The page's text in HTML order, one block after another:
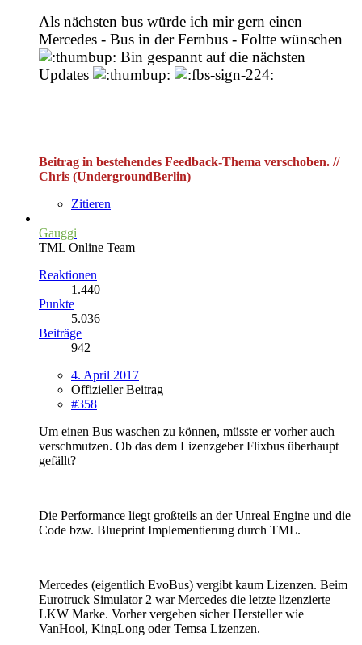
Als nächsten bus würde ich mir gern einen
Mercedes - Bus in der Fernbus - Foltte wünschen
Bin gespannt auf die nächsten
Updates
Beitrag in bestehendes Feedback-Thema verschoben. //
Chris (UndergroundBerlin)
Zitieren
Gauggi
TML Online Team
Reaktionen
1.440
Punkte
5.036
Beiträge
942
4. April 2017
Offizieller Beitrag
#358
Um einen Bus waschen zu können, müsste er vorher auch
verschmutzen. Ob das dem Lizenzgeber Flixbus überhaupt
gefällt?
Die Performance liegt großteils an der Unreal Engine und die
Code bzw. Blueprint Implementierung durch TML.
Mercedes (eigentlich EvoBus) vergibt kaum Lizenzen. Beim
Eurotruck Simulator 2 war Mercedes die letzte lizenzierte
LKW Marke. Vorher vergeben sicher Hersteller wie
VanHool, KingLong oder Temsa Lizenzen.